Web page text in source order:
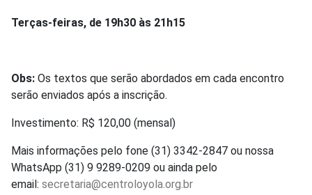
Terças-feiras, de 19h30 às 21h15
Obs: Os textos que serão abordados em cada encontro
serão enviados após a inscrição.
Investimento: R$ 120,00 (mensal)
Mais informações pelo fone (31) 3342-2847 ou nossa
WhatsApp (31) 9 9289-0209 ou ainda pelo
email: secretaria@centroloyola.org.br